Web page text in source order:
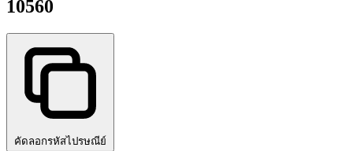
10560
คัดลอกรหัสไปรษณีย์